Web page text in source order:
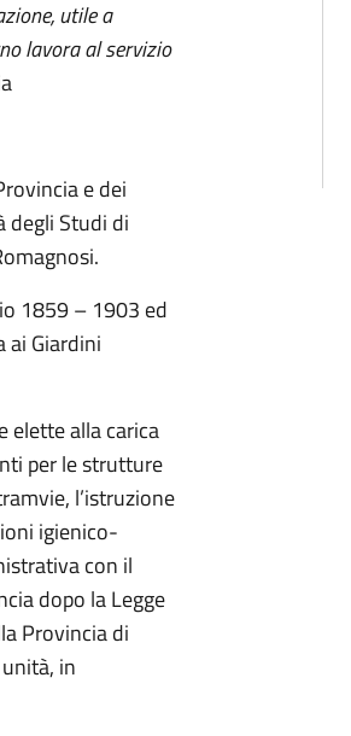
utile a
lavora al servizio
e dei
degli Studi di
1859 – 1903 ed
ai Giardini
elette alla carica
per le strutture
l’istruzione
igienico-
con il
dopo la Legge
Provincia di
in